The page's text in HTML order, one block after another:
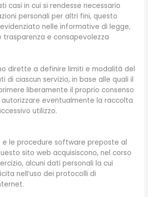
casi in cui si rendesse necessario
personali per altri fini, questo
nelle informative di legge,
trasparenza e consapevolezza
dirette a definire limiti e modalità del
di ciascun servizio, in base alle quali il
liberamente il proprio consenso
eventualmente la raccolta
utilizzo.
e le procedure software preposte al
sito web acquisiscono, nel corso
alcuni dati personali la cui
nell’uso dei protocolli di